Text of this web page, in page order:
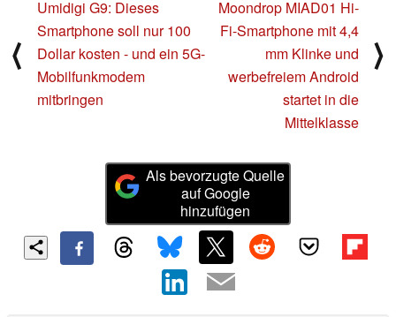
⟨
Umidigi G9: Dieses
Smartphone soll nur 100
Dollar kosten - und ein 5G-
Mobilfunkmodem
mitbringen
Moondrop MIAD01 Hi-
Fi-Smartphone mit 4,4
mm Klinke und
werbefreiem Android
startet in die
Mittelklasse
⟩
Als bevorzugte Quelle
auf Google
hinzufügen